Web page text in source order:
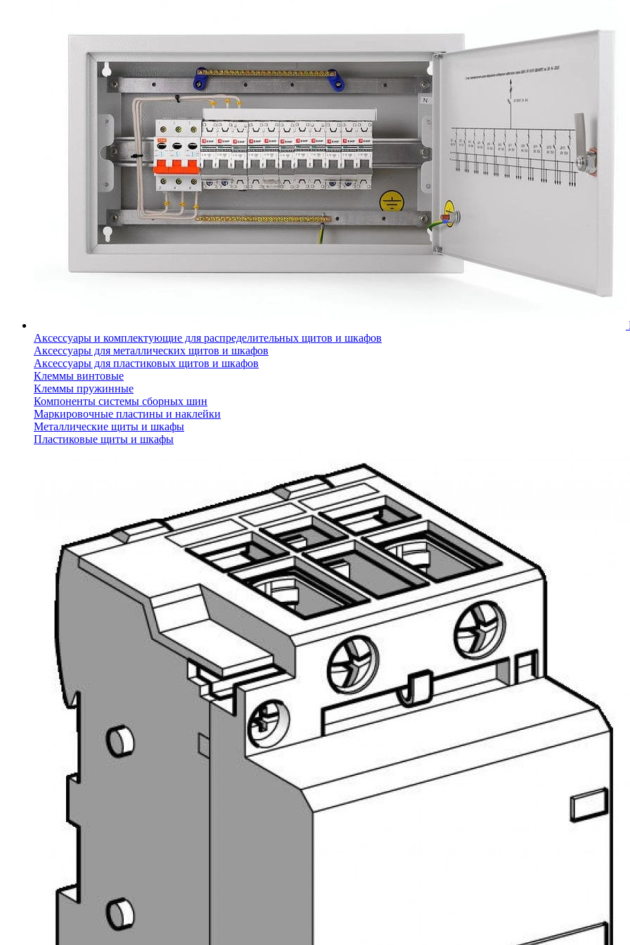
Аксессуары и комплектующие для распределительных щитов и шкафов
Аксессуары для металлических щитов и шкафов
Аксессуары для пластиковых щитов и шкафов
Клеммы винтовые
Клеммы пружинные
Компоненты системы сборных шин
Маркировочные пластины и наклейки
Металлические щиты и шкафы
Пластиковые щиты и шкафы